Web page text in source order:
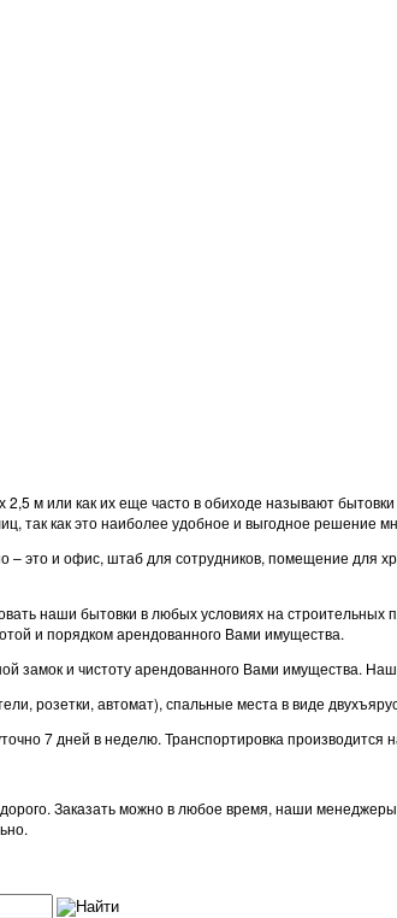
м или как их еще часто в обиходе называют
так как это наиболее удобное и выгодное решение
– это и офис, штаб для сотрудников, помещение
наши бытовки в любых условиях на строительных
и порядком арендованного Вами имущества.
замок и чистоту арендованного Вами имущества.
розетки, автомат), спальные места в виде
7 дней в неделю. Транспортировка
Заказать можно в любое время, наши